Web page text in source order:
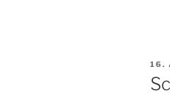
AM
16.